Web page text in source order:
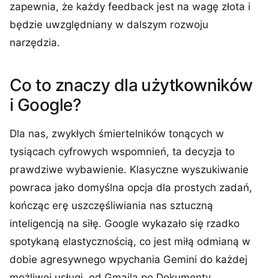
zapewnia, że każdy feedback jest na wagę złota i
będzie uwzględniany w dalszym rozwoju
narzędzia.
Co to znaczy dla użytkowników
i Google?
Dla nas, zwykłych śmiertelników tonących w
tysiącach cyfrowych wspomnień, ta decyzja to
prawdziwe wybawienie. Klasyczne wyszukiwanie
powraca jako domyślna opcja dla prostych zadań,
kończąc erę uszczęśliwiania nas sztuczną
inteligencją na siłę. Google wykazało się rzadko
spotykaną elastycznością, co jest miłą odmianą w
dobie agresywnego wpychania Gemini do każdej